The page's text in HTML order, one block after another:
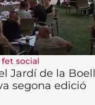
social
Jardí de la
segona edició